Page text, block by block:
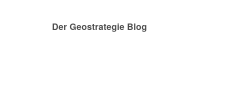
Der Geostrategie Blog